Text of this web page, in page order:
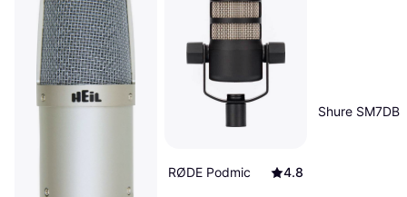
RØDE Podmic 4.8
Shure SM7DB